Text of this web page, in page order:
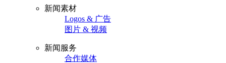
新闻素材
Logos & 广告
图片 & 视频
新闻服务
合作媒体